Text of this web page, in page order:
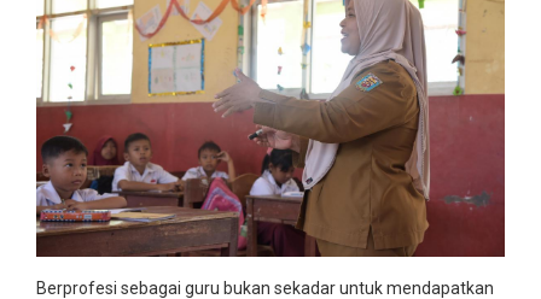
Berprofesi sebagai guru bukan sekadar untuk mendapatkan